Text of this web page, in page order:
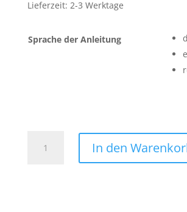
Lieferzeit: 2-3 Werktage
Sprache der Anleitung
In den